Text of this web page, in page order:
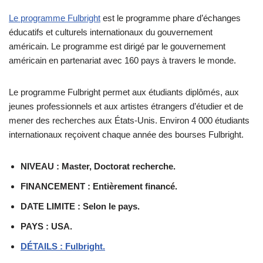
Le programme Fulbright est le programme phare d’échanges
éducatifs et culturels internationaux du gouvernement
américain. Le programme est dirigé par le gouvernement
américain en partenariat avec 160 pays à travers le monde.
Le programme Fulbright permet aux étudiants diplômés, aux
jeunes professionnels et aux artistes étrangers d’étudier et de
mener des recherches aux États-Unis. Environ 4 000 étudiants
internationaux reçoivent chaque année des bourses Fulbright.
NIVEAU : Master, Doctorat recherche.
FINANCEMENT : Entièrement financé.
DATE LIMITE : Selon le pays.
PAYS : USA.
DÉTAILS : Fulbright.